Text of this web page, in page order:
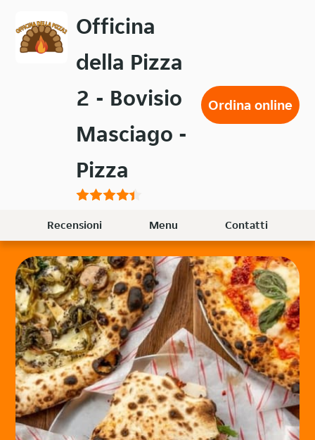
contenuto
Officina
della Pizza
2 - Bovisio
Masciago -
Pizza
Ordina online
Recensioni Menu Contatti